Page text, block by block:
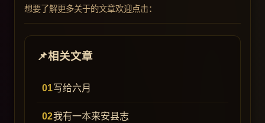
想要了解更多关于的文章欢迎点击：
相关文章
写给六月
我有一本来安县志